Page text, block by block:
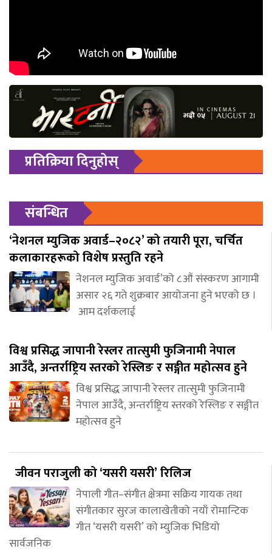
प्रतिक्रिया दिनुहोस्
संबन्धित
‘नेशनल म्युजिक अवार्ड–२०८२’ को तयारी पूरा, चर्चित
कलाकारहरूको विशेष प्रस्तुति रहने
नेशनल म्युजिक अवार्ड’को ८औं संस्करण आगामी
असार २६ गते शुक्रबार आयोजना हुने भएको छ ।
आम दर्शकलाई
विश्व प्रसिद्ध जापानी रेस्लर तात्सुमी फुजिनामी नेपाल
आउँदै, अन्तर्राष्ट्रिय स्तरको रेस्लिङ र सङ्गीत महोत्सव हुने
विश्व प्रसिद्ध जापानी रेस्लर तात्सुमी फुजिनामी
नेपाल आउँदै, अन्तर्राष्ट्रिय स्तरको रेस्लिङ र सङ्गीत
महोत्सव हुने
जीवन पराजुली को ‘यसरी यसरी’ रिलिज
नेपाली गीत–संगीत क्षेत्रमा सक्रिय गायक तथा
संगीतकार सुरज कालाखेतीको नयाँ रोमान्टिक
गीत ‘यसरी यसरी’ को म्युजिक भिडियो
सार्वजनिक